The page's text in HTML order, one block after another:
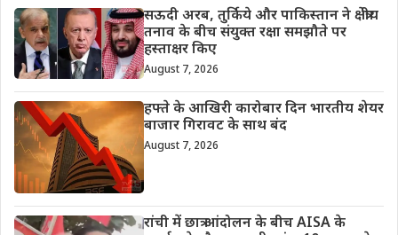
सऊदी अरब, तुर्किये और पाकिस्तान ने क्षेत्रीय
तनाव के बीच संयुक्त रक्षा समझौते पर
हस्ताक्षर किए
August 7, 2026
हफ्ते के आखिरी कारोबार दिन भारतीय शेयर
बाजार गिरावट के साथ बंद
August 7, 2026
रांची में छात्र आंदोलन के बीच AISA के